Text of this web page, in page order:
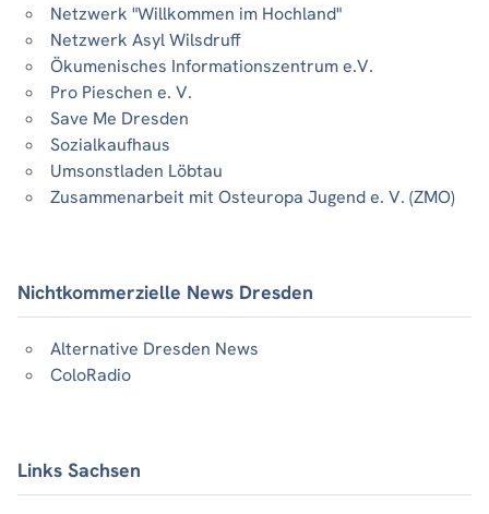
Netzwerk "Willkommen im Hochland"
Netzwerk Asyl Wilsdruff
Ökumenisches Informationszentrum e.V.
Pro Pieschen e. V.
Save Me Dresden
Sozialkaufhaus
Umsonstladen Löbtau
Zusammenarbeit mit Osteuropa Jugend e. V. (ZMO)
Nichtkommerzielle News Dresden
Alternative Dresden News
ColoRadio
Links Sachsen